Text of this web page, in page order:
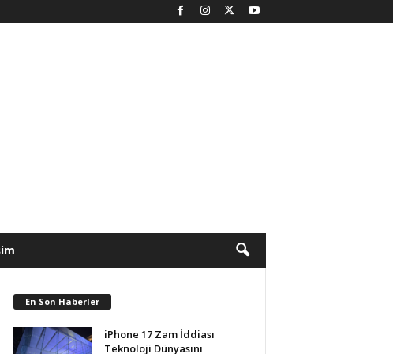
En Son Haberler
iPhone 17 Zam İddiası
Teknoloji Dünyasını